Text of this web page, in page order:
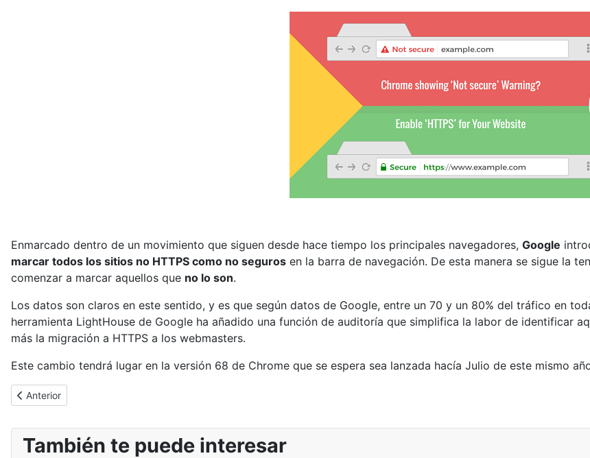
Enmarcado dentro de un movimiento que siguen desde hace tiempo los principales navegadores, Google
marcar todos los sitios no HTTPS como no seguros en la barra de navegación. De esta manera se sigue la
comenzar a marcar aquellos que no lo son.
Los datos son claros en este sentido, y es que según datos de Google, entre un 70 y un 80% del tráfico en
herramienta LightHouse de Google ha añadido una función de auditoría que simplifica la labor de identificar
más la migración a HTTPS a los webmasters.
Este cambio tendrá lugar en la versión 68 de Chrome que se espera sea lanzada hacía Julio de este mismo
Artículo anterior: Windows Defender Advanced Threat Protection llegará a Windows 7 y 8.1
Anterior
También te puede interesar